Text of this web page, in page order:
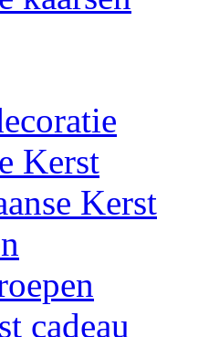
Kerst
Kerst
cadeau